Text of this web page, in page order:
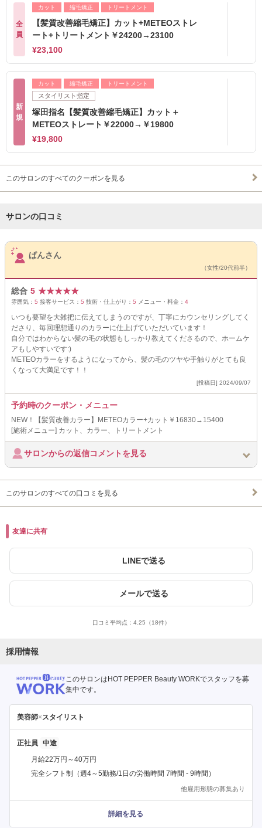
全
員
カット 縮毛矯正 トリートメント
【髪質改善縮毛矯正】カット+METEOストレ
ート+トリートメント￥24200→23100
¥23,100
新
規
カット 縮毛矯正 トリートメント
スタイリスト指定
塚田指名【髪質改善縮毛矯正】カット＋
METEOストレート￥22000→￥19800
¥19,800
このサロンのすべてのクーポンを見る
サロンの口コミ
サロンPick Up
ぱんさん
（女性/20代前半）
総合 5 ★★★★★
雰囲気： 5 接客サービス： 5 技術・仕上がり： 5 メニュー・料金： 4
いつも要望を大雑把に伝えてしまうのですが、丁寧にカウンセリングしてく
ださり、毎回理想通りのカラーに仕上げていただいています！
自分ではわからない髪の毛の状態もしっかり教えてくださるので、ホームケ
アもしやすいです:)
METEOカラーをするようになってから、髪の毛のツヤや手触りがとても良
くなって大満足です！！
[投稿日] 2024/09/07
予約時のクーポン・メニュー
NEW！【髪質改善カラー】METEOカラー+カット￥16830→15400
[施術メニュー] カット、カラー、トリートメント
サロンからの返信コメントを見る
このサロンのすべての口コミを見る
友達に共有
LINEで送る
メールで送る
口コミ平均点： 4.25 （18件）
採用情報
このサロンはHOT PEPPER Beauty WORKでスタッフを募
集中です。
美容師×スタイリスト
正社員
月給22万円～40万円
完全シフト制（週4～5勤務/1日の労働時間 7時間 - 9時間）
他雇用形態の募集あり
詳細を見る